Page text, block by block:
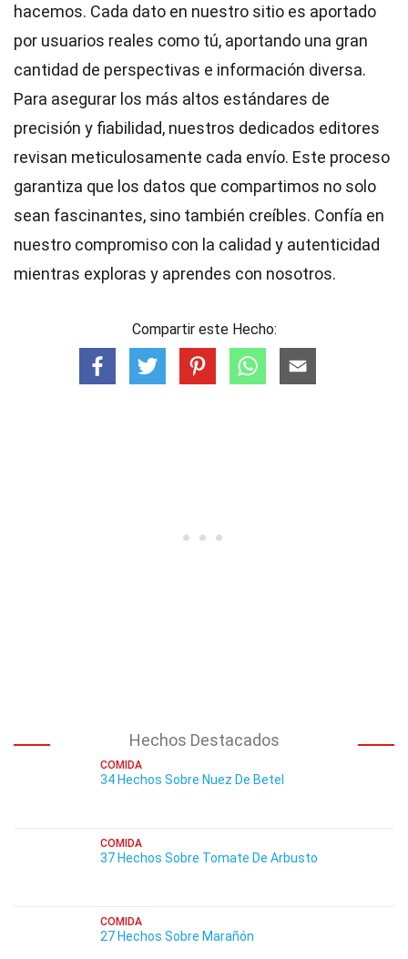
hacemos. Cada dato en nuestro sitio es aportado
por usuarios reales como tú, aportando una gran
cantidad de perspectivas e información diversa.
Para asegurar los más altos estándares de
precisión y fiabilidad, nuestros dedicados editores
revisan meticulosamente cada envío. Este proceso
garantiza que los datos que compartimos no solo
sean fascinantes, sino también creíbles. Confía en
nuestro compromiso con la calidad y autenticidad
mientras exploras y aprendes con nosotros.
Compartir este Hecho:
Hechos Destacados
COMIDA
34 Hechos Sobre Nuez De Betel
COMIDA
37 Hechos Sobre Tomate De Arbusto
COMIDA
27 Hechos Sobre Marañón